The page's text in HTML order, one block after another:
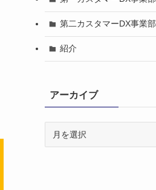
第二カスタマーDX事業部
紹介
アーカイブ